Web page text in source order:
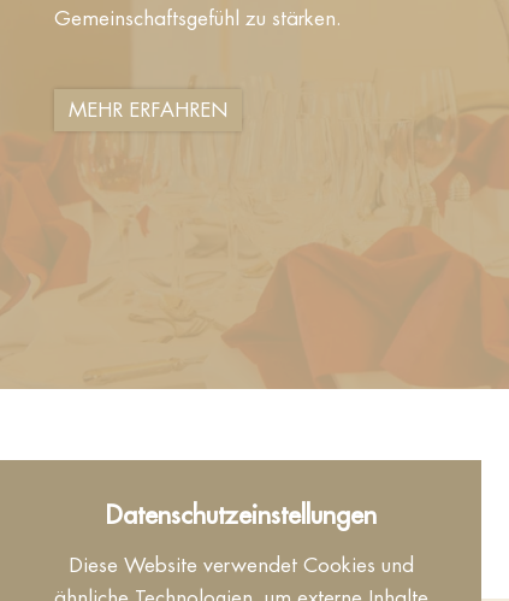
Datenschutzeinstellungen
Diese Website verwendet Cookies und
Gemeinschaftsgefühl zu stärken.
MEHR ERFAHREN